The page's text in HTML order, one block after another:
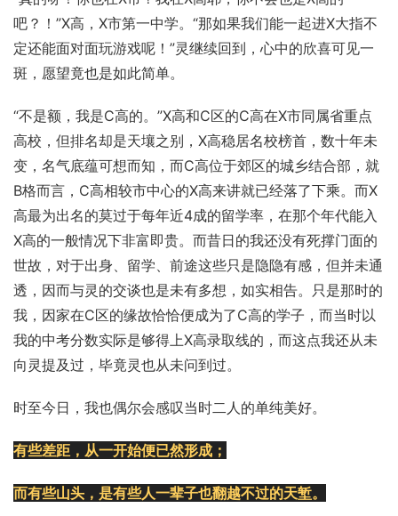
吧？！”X高，X市第一中学。“那如果我们能一起进X大指不
定还能面对面玩游戏呢！”灵继续回到，心中的欣喜可见一
斑，愿望竟也是如此简单。
“不是额，我是C高的。”X高和C区的C高在X市同属省重点
高校，但排名却是天壤之别，X高稳居名校榜首，数十年未
变，名气底蕴可想而知，而C高位于郊区的城乡结合部，就
B格而言，C高相较市中心的X高来讲就已经落了下乘。而X
高最为出名的莫过于每年近4成的留学率，在那个年代能入
X高的一般情况下非富即贵。而昔日的我还没有死撑门面的
世故，对于出身、留学、前途这些只是隐隐有感，但并未通
透，因而与灵的交谈也是未有多想，如实相告。只是那时的
我，因家在C区的缘故恰恰便成为了C高的学子，而当时以
我的中考分数实际是够得上X高录取线的，而这点我还从未
向灵提及过，毕竟灵也从未问到过。
时至今日，我也偶尔会感叹当时二人的单纯美好。
有些差距，从一开始便已然形成；
而有些山头，是有些人一辈子也翻越不过的天堑。